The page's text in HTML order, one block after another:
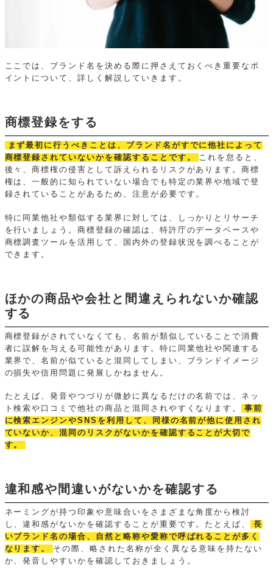
ここでは、ブランド名を決める際に押さえておくべき重要なポ
イントについて、詳しく解説していきます。
商標登録をする
まず最初に行うべきことは、ブランド名がすでに他社によって
商標登録されていないかを確認することです。
これを怠ると、
後々、商標権の侵害として訴えられるリスクがあります。商標
権は、一般的に知られていない場合でも特定の業界や地域で登
録されていることがあるため、注意が必要です。
特に同業他社や類似する業界に対しては、しっかりとリサーチ
を行いましょう。商標登録の確認は、特許庁のデータベースや
商標調査ツールを活用して、国内外の登録状況を調べることが
できます。
ほかの商品や会社と間違えられないか確認
する
商標登録がされていなくても、名前が類似していることで消費
者に誤解を与える可能性があります。特に同業他社や関連する
業界で、名前が似ていると混同してしまい、ブランドイメージ
の損失や信用問題に発展しかねません。
たとえば、発音やつづりが微妙に異なるだけの名前では、ネッ
ト検索や口コミで他社の商品と混同されやすくなります。
事前
に検索エンジンやSNSを利用して、同様の名前が他に使用され
ていないか、混同のリスクがないかを確認することが大切で
す。
違和感や間違いがないかを確認する
ネーミングが持つ印象や意味合いをさまざまな角度から検討
し、違和感がないかを確認することが重要です。たとえば、
長
いブランド名の場合、自然と略称や愛称で呼ばれることが多く
なります。
その際、略された名称が全く異なる意味を持たない
か、発音しやすいかを確認しておきましょう。